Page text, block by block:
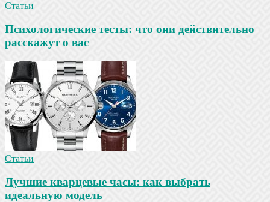
Статьи
Психологические тесты: что они действительно
расскажут о вас
Статьи
Лучшие кварцевые часы: как выбрать
идеальную модель